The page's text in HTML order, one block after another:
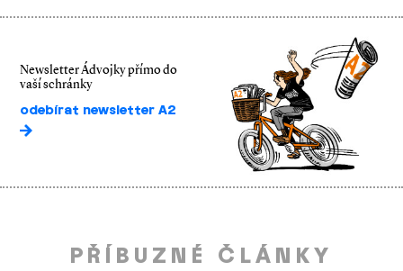
Newsletter Ádvojky přímo do
vaší schránky
odebírat newsletter A2
PŘÍBUZNÉ ČLÁNKY